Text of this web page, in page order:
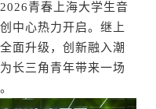
青春上海大学生音
中心热力开启。继上
面升级，创新融入潮
长三角青年带来一场